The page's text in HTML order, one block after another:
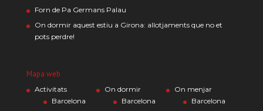
Forn de Pa Germans Palau
On dormir aquest estiu a Girona: allotjaments que no et
pots perdre!
Mapa web
Activitats
Barcelona
On dormir
Barcelona
On menjar
Barcelona